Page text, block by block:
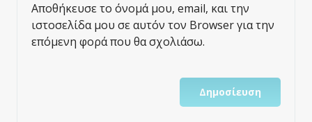
Αποθήκευσε το όνομά μου, email, και την
ιστοσελίδα μου σε αυτόν τον Browser για την
επόμενη φορά που θα σχολιάσω.